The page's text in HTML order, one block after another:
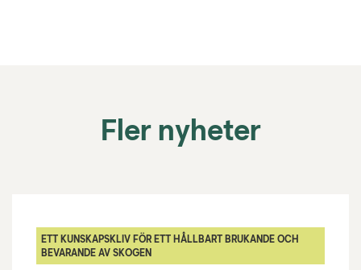
Fler nyheter
ETT KUNSKAPSKLIV FÖR ETT HÅLLBART BRUKANDE OCH
BEVARANDE AV SKOGEN